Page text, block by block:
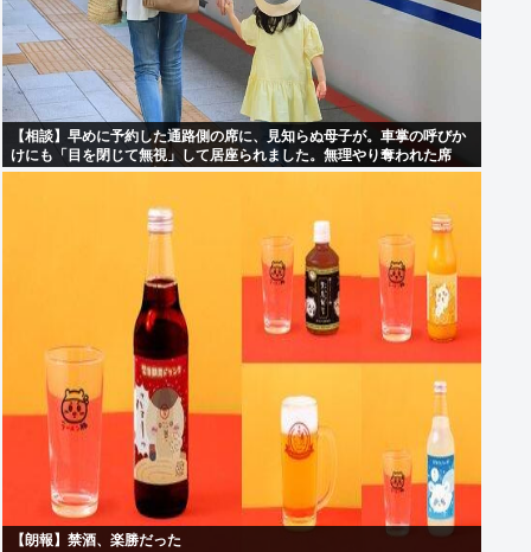
【相談】早めに予約した通路側の席に、見知らぬ母子が。車掌の呼びか
けにも「目を閉じて無視」して居座られました。無理やり奪われた席
は、結局”やったもん勝ち”になってしまうのでしょうか？
【朗報】禁酒、楽勝だった